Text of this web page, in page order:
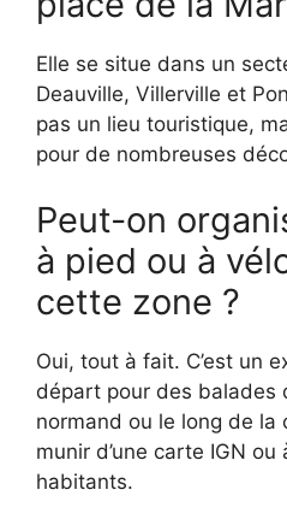
Elle se situe dans un
Deauville, Villerville et
pas un lieu touristique,
pour de nombreuses
Peut-on
à pied ou à
cette zone ?
Oui, tout à fait. C’est un
départ pour des balades
normand ou le long de la
munir d’une carte IGN
habitants.